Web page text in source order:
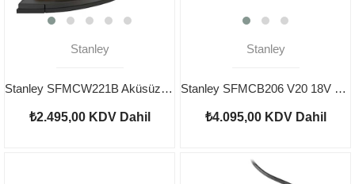
Stanley
Stanley SFMCW221B Aküsüz V20 Zımpara Makinesi
₺2.495,00 KDV Dahil
Stanley
Stanley SFMCB206 V20 18V 6Ah Yedek Akü
₺4.095,00 KDV Dahil